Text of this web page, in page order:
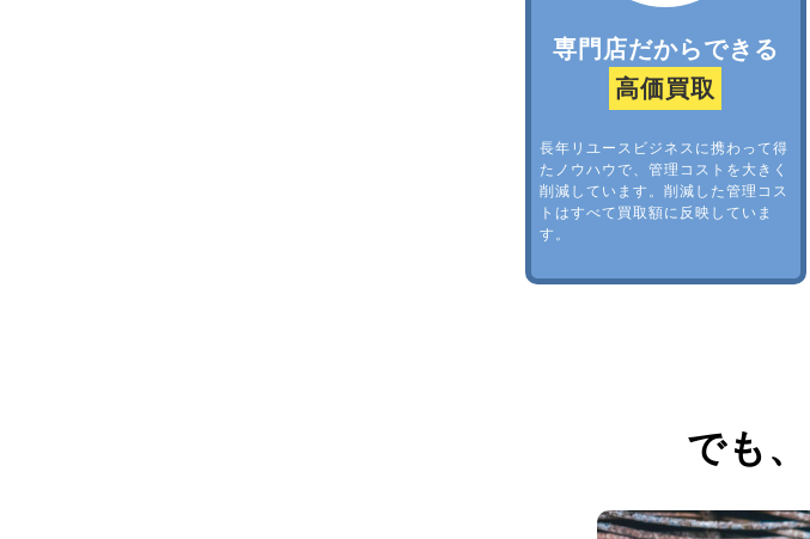
専門店だからできる
高価買取
長年リユースビジネスに携わって得
たノウハウで、管理コストを大きく
削減しています。削減した管理コス
トはすべて買取額に反映していま
す。
でも、